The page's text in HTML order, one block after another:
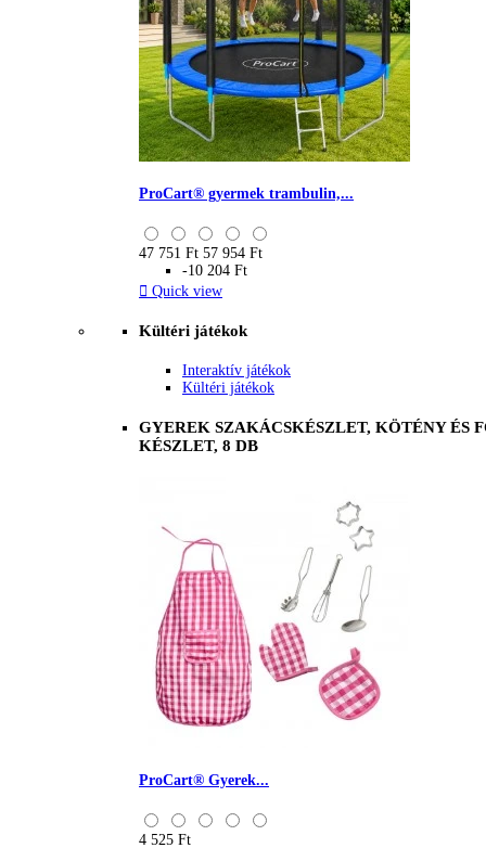
ProCart® gyermek trambulin,...
47 751 Ft 57 954 Ft
-10 204 Ft
 Quick view
Kültéri játékok
Interaktív játékok
Kültéri játékok
GYEREK SZAKÁCSKÉSZLET, KÖTÉNY ÉS
KÉSZLET, 8 DB
ProCart® Gyerek...
4 525 Ft